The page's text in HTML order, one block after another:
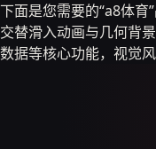
下面是您需要的“a8体育
交替滑入动画与几何背
数据等核心功能，视觉